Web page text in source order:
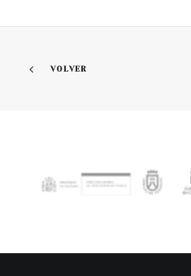
VOLVER